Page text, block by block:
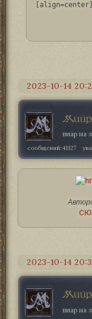
2023-10-14
пиар на
сообщений:41127
2023-10-14
пиар на